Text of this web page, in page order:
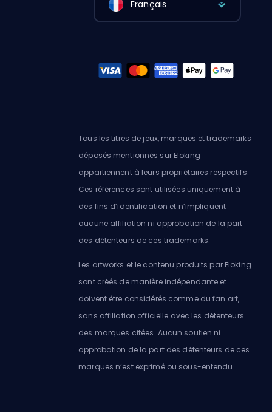
Français
Tous les titres de jeux, marques et trademarks
déposés mentionnés sur Eloking
appartiennent à leurs propriétaires respectifs.
Ces références sont utilisées uniquement à
des fins d’identification et n’impliquent
aucune affiliation ni approbation de la part
des détenteurs de ces trademarks.
Les artworks et le contenu produits par Eloking
sont créés de manière indépendante et
doivent être considérés comme du fan art,
sans affiliation officielle avec les détenteurs
des marques citées. Aucun soutien ni
approbation de la part des détenteurs de ces
marques n’est exprimé ou sous-entendu.